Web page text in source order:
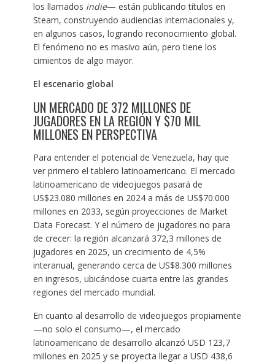
los llamados indie— están publicando títulos en
Steam, construyendo audiencias internacionales y,
en algunos casos, logrando reconocimiento global.
El fenómeno no es masivo aún, pero tiene los
cimientos de algo mayor.
El escenario global
UN MERCADO DE 372 MILLONES DE
JUGADORES EN LA REGIÓN Y $70 MIL
MILLONES EN PERSPECTIVA
Para entender el potencial de Venezuela, hay que
ver primero el tablero latinoamericano. El mercado
latinoamericano de videojuegos pasará de
US$23.080 millones en 2024 a más de US$70.000
millones en 2033, según proyecciones de Market
Data Forecast. Y el número de jugadores no para
de crecer: la región alcanzará 372,3 millones de
jugadores en 2025, un crecimiento de 4,5%
interanual, generando cerca de US$8.300 millones
en ingresos, ubicándose cuarta entre las grandes
regiones del mercado mundial.
En cuanto al desarrollo de videojuegos propiamente
—no solo el consumo—, el mercado
latinoamericano de desarrollo alcanzó USD 123,7
millones en 2025 y se proyecta llegar a USD 438,6